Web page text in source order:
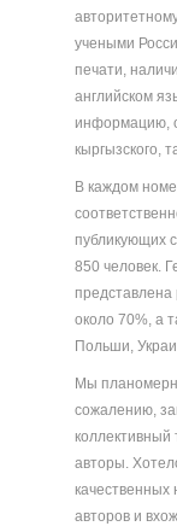
учеными
печати,
английском
информацию,
кыргызского,
В каждом
публикующих
850 человек.
около 70%, а
Польши,
Мы
сожалению,
коллективный
авторы.
авторов и